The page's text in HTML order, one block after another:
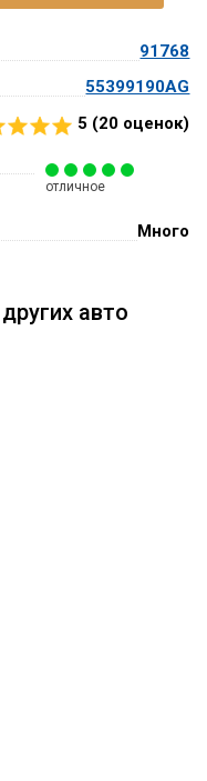
91768
55399190AG
5 (20 оценок)
отличное
Много
авто